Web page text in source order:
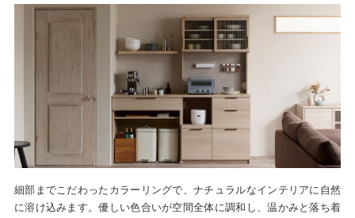
細部までこだわったカラーリングで、ナチュラルなインテリアに自然
に溶け込みます。優しい色合いが空間全体に調和し、温かみと落ち着